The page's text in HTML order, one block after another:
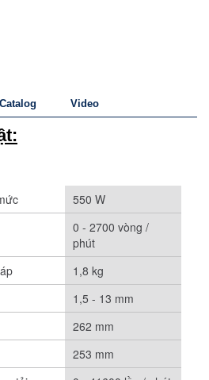
Catalog Video
550 W
0 - 2700 vòng /
phút
1,8 kg
1,5 - 13 mm
262 mm
253 mm